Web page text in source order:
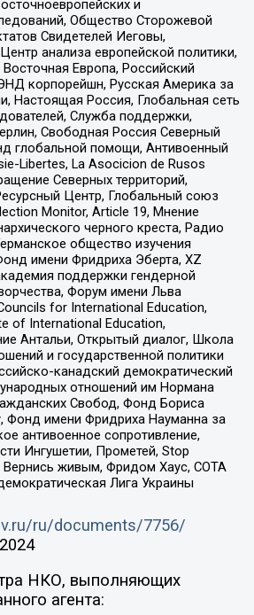
и
Общество Сторожевой
Свидетелей Иеговы,
анализа европейской политики,
Европа, Российский
корпорейшн, Русская Америка за
Настоящая Россия, Глобальная сеть
Служба поддержки,
Свободная Россия Северный
глобальной помощи, Антивоенный
Libertes, La Asocicion de Rusos
Северных территорий,
Центр, Глобальный союз
Monitor, Article 19, Мнение
черного креста, Радио
общество изучения
имени Фридриха Эберта, XZ
поддержки гендерной
Форум имени Льва
for International Education,
of International Education,
Антальи, Открытый диалог, Школа
и государственной политики
канадский демократический
отношений им Нормана
Свобод, Фонд Бориса
Фонд имени Фридриха Науманна за
антивоенное сопротивление,
Ингушетии, Прометей, Stop
Вернись живым, Фридом Хаус, СОТА
Лига Украины
ru/documents/7756/
НКО, выполняющих
агента: